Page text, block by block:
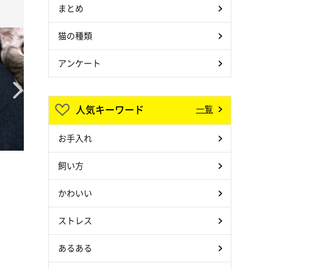
まとめ
猫の種類
アンケート
人気キーワード 一覧
お手入れ
飼い方
かわいい
ストレス
あるある